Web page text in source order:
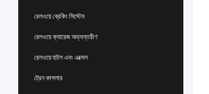
রেলওয়ে ব্রেকিং সিস্টেম
রেলওয়ে ক্যারেজ অভ্যন্তরীণ
রেলওয়ে হুইল এবং এক্সেল
ট্রেন কাপলার